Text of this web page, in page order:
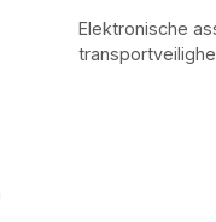
Elektronische